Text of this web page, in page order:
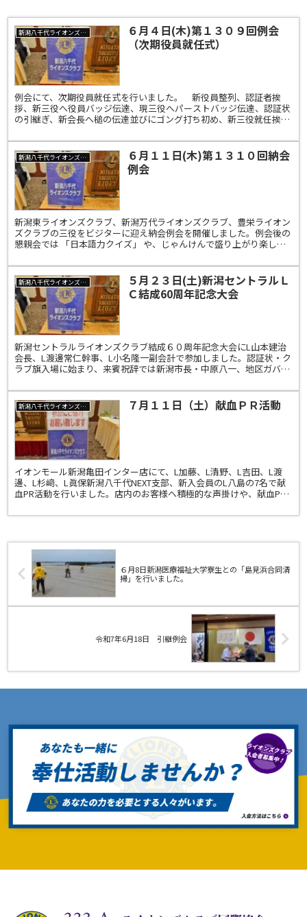
新潟八千代ライオンズクラブ
６月４日(木)第１３０９回例会
（次期役員就任式）
例会にて、次期役員就任式を行いました。 新役員整列、認証者挨
拶、新三役へ役員バッジ伝達、現三役へパーストバッジ伝達、認証状
の引継ぎ、新会長へ槌の伝達並びにゴング打ち初め、新三役就任挨
新潟八千代ライオンズクラブ
６月１１日(木)第１３１０回納会
例会
新潟東ライオンズクラブ、新潟万代ライオンズクラブ、豊栄ライオン
ズクラブの三役をビジターに迎え納会例会を開催しました。例会後の
懇親会では 「日本語力クイズ」 や、じゃんけんで盛り上がり楽しい
新潟八千代ライオンズクラブ
５月２３日(土)新潟セントラルＬ
Ｃ結成60周年記念大会
新潟セントラルライオンズクラブ結成６０周年記念大会にL山本建治
会長、L渡邊常仁幹事、L小名隆一副会計で参加しました。認証状・ク
ラブ旗入場に始まり、来賓祝辞では新潟市長・中原八一、地区ガバナ
新潟八千代ライオンズクラブ ７月１１日（土）献血ＰＲ活動
イオンモール新潟亀田インター店にて、L加藤、L清野、L吉田、L渡
邊、L杉﨑、L眞保新潟八千代NEXT支部、新入会員のL八島の7名で献
血PR活動を行いました。店内のお客様へ積極的な声掛けや、献血PR
６月8日新潟医療福祉大学寮生との「島見浜合同清
掃」を行いました。
令和7年6月18日 引継例会